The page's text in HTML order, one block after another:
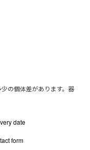
の個体差があります。器
date
form